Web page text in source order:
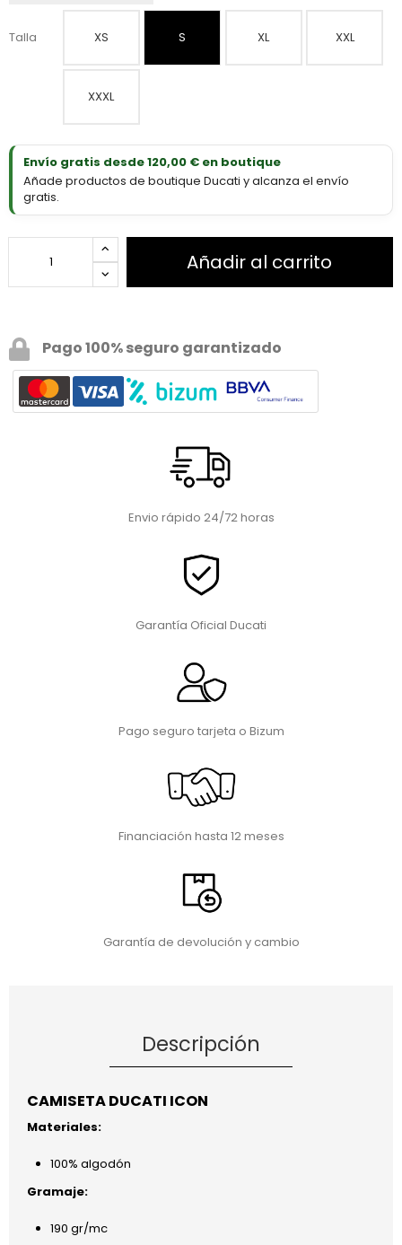
Talla XS S XL XXL
XXXL
Envío gratis desde 120,00 € en boutique
Añade productos de boutique Ducati y alcanza el envío
gratis.
Añadir al carrito
Pago 100% seguro garantizado
Envio rápido 24/72 horas
Garantía Oficial Ducati
Pago seguro tarjeta o Bizum
Financiación hasta 12 meses
Garantía de devolución y cambio
Descripción
CAMISETA DUCATI ICON
Materiales:
100% algodón
Gramaje:
190 gr/mc